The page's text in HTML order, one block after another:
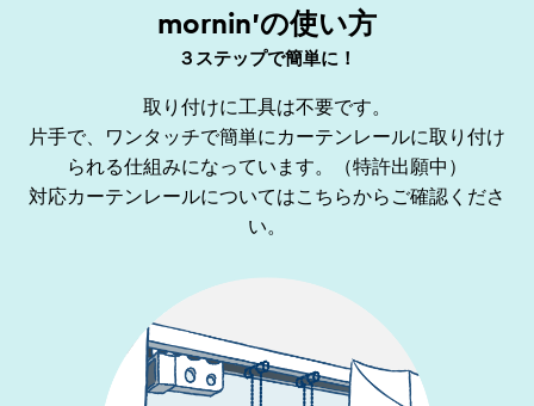
mornin'の使い方
３ステップで簡単に！
取り付けに工具は不要です。
片手で、ワンタッチで簡単にカーテンレールに取り付け
られる仕組みになっています。（特許出願中）
対応カーテンレールについてはこちらからご確認くださ
い。